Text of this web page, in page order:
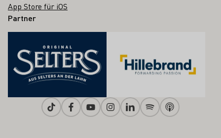
App Store für iOS
Partner
TiktokFacebookYoutubeInstagramLinkedinSpotifyApple